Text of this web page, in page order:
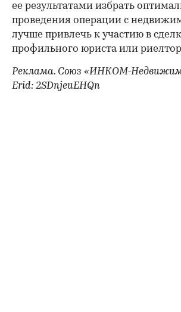
ее результатами избрать
проведения операции с
лучше привлечь к участию в
профильного юриста или
Реклама. Союз «ИНКОМ-
Erid: 2SDnjeuEHQn